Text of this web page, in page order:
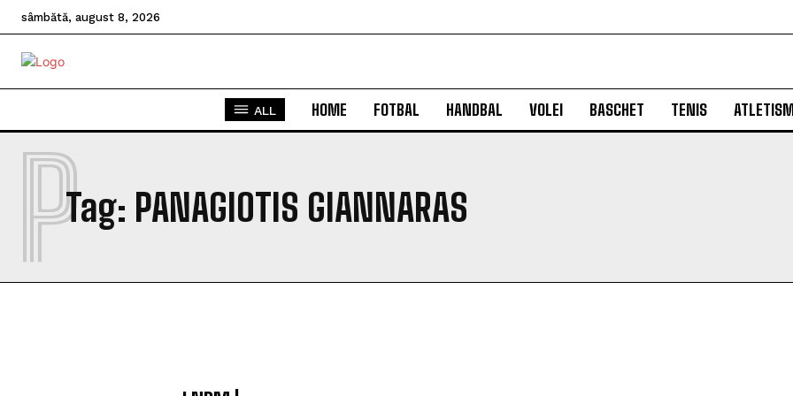
sâmbătă, august 8, 2026
ALL HOME FOTBAL HANDBAL VOLEI BASCHET TENIS
Tag: PANAGIOTIS GIANNARAS
P